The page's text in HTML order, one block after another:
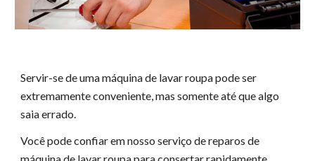
Servir-se de uma máquina de lavar roupa pode ser
extremamente conveniente, mas somente até que algo
saia errado.
Você pode confiar em nosso serviço de reparos de